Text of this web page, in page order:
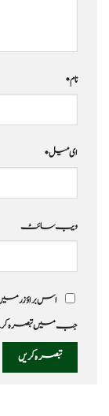
نام*
ای میل*
ویب‌ سائٹ
اس براؤزر میں
جب میں تبصرہ